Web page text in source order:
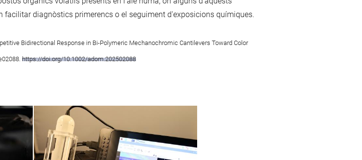
diagnòstics primerencs o el seguiment d'exposicions químiques.
Bidirectional Response in Bi-Polymeric Mechanochromic Cantilevers Toward Color
https://doi.org/10.1002/adom.202502088